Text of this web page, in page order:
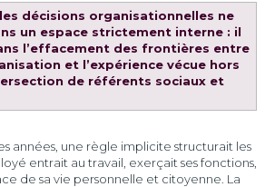
décisions organisationnelles ne
un espace strictement interne : il
l’effacement des frontières entre
et l’expérience vécue hors
de référents sociaux et
années, une règle implicite structurait les
entrait au travail, exerçait ses fonctions,
de sa vie personnelle et citoyenne. La